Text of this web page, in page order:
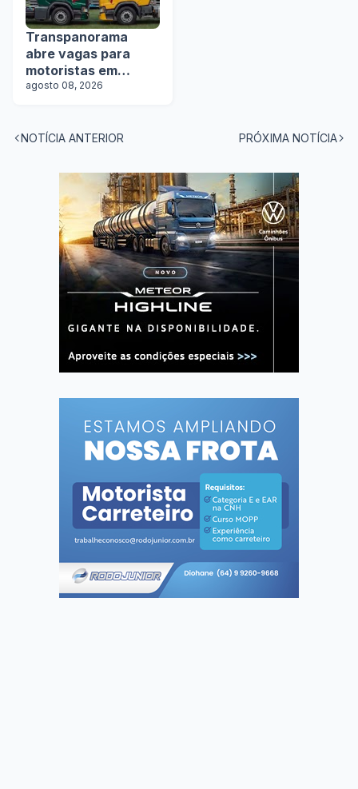
Transpanorama
abre vagas para
motoristas em
operação com
agosto 08, 2026
NOTÍCIA ANTERIOR PRÓXIMA NOTÍCIA